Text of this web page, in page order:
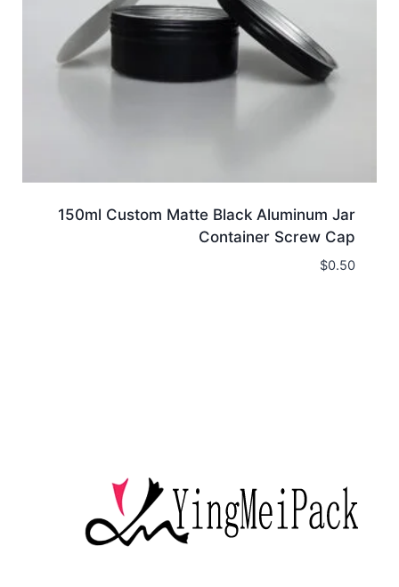
150ml Custom Matte Black Aluminum Jar
Container Screw Cap
$0.50